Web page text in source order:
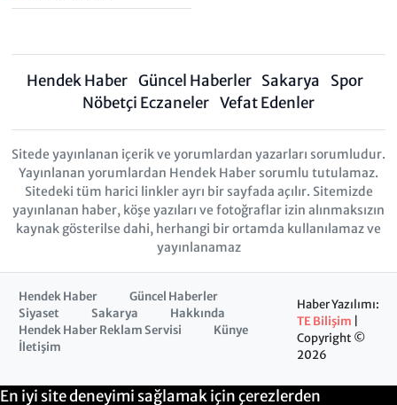
Hendek Haber Güncel Haberler Sakarya
Spor
Nöbetçi Eczaneler Vefat Edenler
Sitede yayınlanan içerik ve yorumlardan yazarları sorumludur.
Yayınlanan yorumlardan Hendek Haber sorumlu tutulamaz.
Sitedeki tüm harici linkler ayrı bir sayfada açılır. Sitemizde
yayınlanan haber, köşe yazıları ve fotoğraflar izin alınmaksızın
kaynak gösterilse dahi, herhangi bir ortamda kullanılamaz ve
yayınlanamaz
Hendek Haber
Güncel Haberler
Siyaset
Sakarya
Hakkında
Hendek Haber Reklam Servisi
Künye
İletişim
Haber Yazılımı:
TE Bilişim
Copyright ©
2026
En iyi site deneyimi sağlamak için çerezlerden